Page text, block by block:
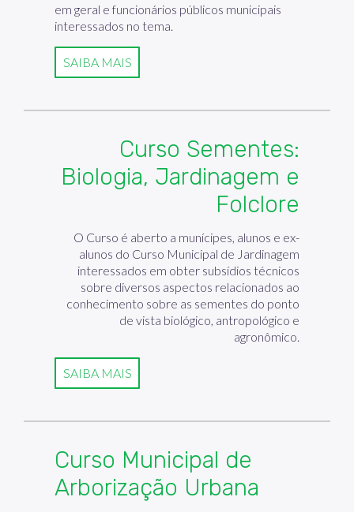
em geral e funcionários públicos municipais
interessados no tema.
SAIBA MAIS
Curso Sementes:
Biologia, Jardinagem e
Folclore
O Curso é aberto a munícipes, alunos e ex-
alunos do Curso Municipal de Jardinagem
interessados em obter subsídios técnicos
sobre diversos aspectos relacionados ao
conhecimento sobre as sementes do ponto
de vista biológico, antropológico e
agronômico.
SAIBA MAIS
Curso Municipal de
Arborização Urbana